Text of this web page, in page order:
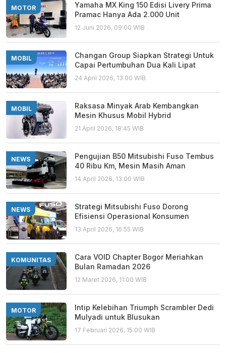
MOTOR
Yamaha MX King 150 Edisi Livery Prima
Pramac Hanya Ada 2.000 Unit
12 Juni 2026, 09:00 WIB
MOBIL
Changan Group Siapkan Strategi Untuk
Capai Pertumbuhan Dua Kali Lipat
24 April 2026, 13:00 WIB
MOBIL
Raksasa Minyak Arab Kembangkan
Mesin Khusus Mobil Hybrid
21 April 2026, 18:45 WIB
NEWS
Pengujian B50 Mitsubishi Fuso Tembus
40 Ribu Km, Mesin Masih Aman
14 April 2026, 13:00 WIB
NEWS
Strategi Mitsubishi Fuso Dorong
Efisiensi Operasional Konsumen
13 April 2026, 16:55 WIB
KOMUNITAS
Cara VOID Chapter Bogor Meriahkan
Bulan Ramadan 2026
12 Maret 2026, 11:00 WIB
MOTOR
Intip Kelebihan Triumph Scrambler Dedi
Mulyadi untuk Blusukan
17 Februari 2026, 15:00 WIB